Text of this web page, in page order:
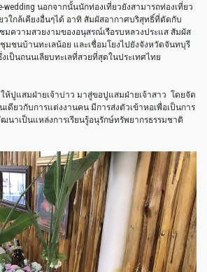
wedding นอกจากนั้นนักท่องเที่ยวยังสามารถท่องเที่ยว
วใกล้เคียงอื่นๆได้ อาทิ สัมผัสอากาศบริสุทธิ์ที่ตัดกับ
มความสวยงามของอนุสรณ์เรือรบหลวงประแส สัมผัส
ชนบ้านทะเลน้อย และเชื่อมโยงไปยังจังหวัดจันทบุรี
ป็นถนนเลียบทะเลที่สวยที่สุดในประเทศไทย
ห้ปูแสมฝ่ายเจ้าบ่าว มาสู่ขอปูแสมฝ่ายเจ้าสาว โดยจัด
ดียวกับการแต่งงานคน มีการส่งตัวเข้าหอเพื่อเป็นการ
าเป็นแหล่งการเรียนรู้อนุรักษ์ทรัพยากรธรรมชาติ